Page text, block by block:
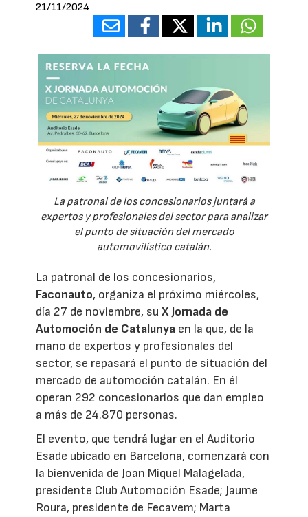
21/11/2024
La patronal de los concesionarios juntará a
expertos y profesionales del sector para analizar
el punto de situación del mercado
automovilístico catalán.
La patronal de los concesionarios,
Faconauto, organiza el próximo miércoles,
día 27 de noviembre, suX Jornada de
Automoción de Catalunya en la que, de la
mano de expertos y profesionales del
sector, se repasará el punto de situación del
mercado de automoción catalán. En él
operan 292 concesionarios que dan empleo
a más de 24.870 personas.
El evento, que tendrá lugar en el Auditorio
Esade ubicado en Barcelona, comenzará con
la bienvenida de Joan Miquel Malagelada,
presidente Club Automoción Esade; Jaume
Roura, presidente de Fecavem; Marta